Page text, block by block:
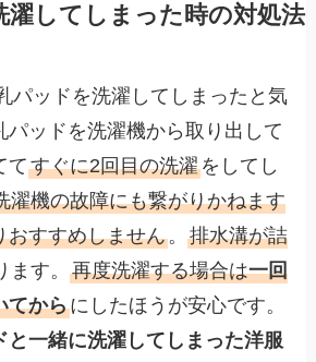
濯してしまった時の対処法
パッドを洗濯してしまったと気
パッドを洗濯機から取り出して
てすぐに2回目の洗濯をしてし
濯機の故障にも繋がりかねます
おすすめしません。排水溝が詰
ます。再度洗濯する場合は一回
てからにしたほうが安心です。
と一緒に洗濯してしまった洋服